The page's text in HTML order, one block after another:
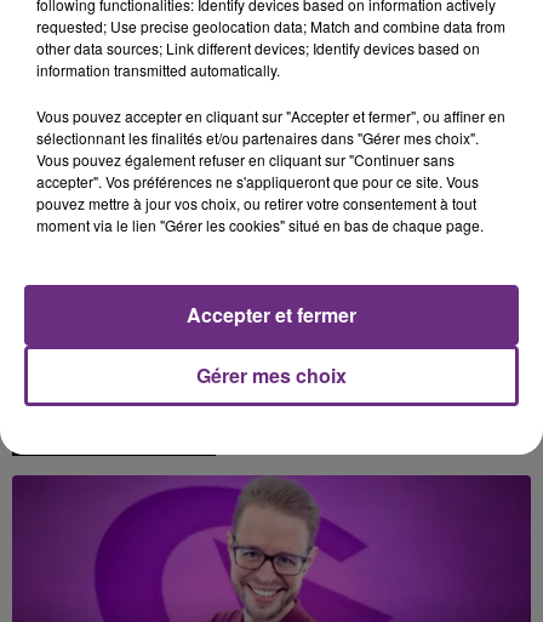
BENSON BOONE
The Time Of My Life
TAYLOR SWIFT
I Knew It, I Knew You
On Dirait Fever Dream
following functionalities: Identify devices based on information actively
requested; Use precise geolocation data; Match and combine data from
other data sources; Link different devices; Identify devices based on
information transmitted automatically.
Vous pouvez accepter en cliquant sur "Accepter et fermer", ou affiner en
sélectionnant les finalités et/ou partenaires dans "Gérer mes choix".
Vous pouvez également refuser en cliquant sur "Continuer sans
accepter". Vos préférences ne s'appliqueront que pour ce site. Vous
pouvez mettre à jour vos choix, ou retirer votre consentement à tout
moment via le lien "Gérer les cookies" situé en bas de chaque page.
Gérer mes choix
Accepter et fermer